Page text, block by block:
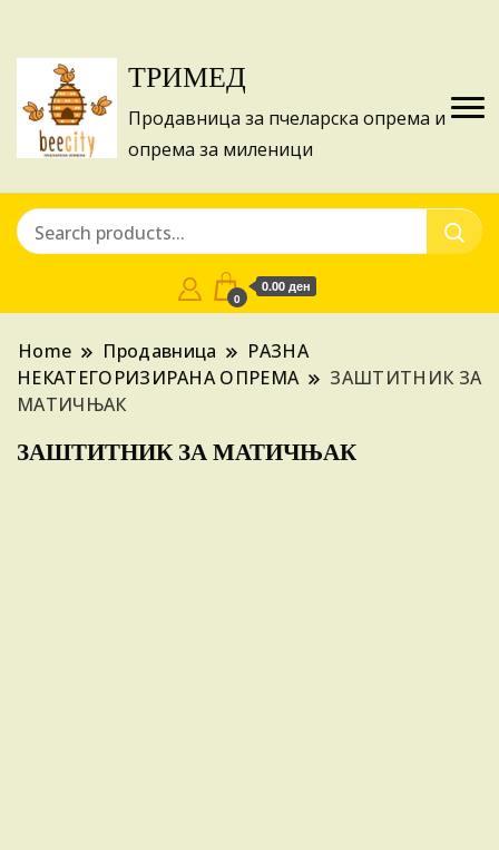
ТРИМЕД
Продавница за пчеларска опрема и
опрема за миленици
0
0.00 ден
Home Продавница
РАЗНА
НЕКАТЕГОРИЗИРАНА ОПРЕМА
ЗАШТИТНИК ЗА
МАТИЧЊАК
ЗАШТИТНИК ЗА МАТИЧЊАК